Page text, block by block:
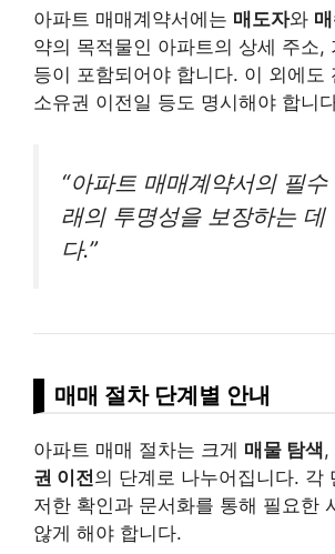
아파트 매매계약서에는 매도자와
약의 목적물인 아파트의 상세 주소,
등이 포함되어야 합니다. 이 외에도
소유권 이전일 등도 명시해야 합니
“아파트 매매계약서의 필
래의 투명성을 보장하는 데
다.”
매매 절차 단계별 안내
아파트 매매 절차는 크게 매물 탐색,
권 이전의 단계로 나누어집니다. 각
저한 확인과 문서화를 통해 필요한
않게 해야 합니다.